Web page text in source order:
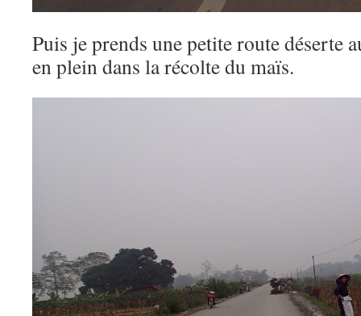
Puis je prends une petite route déserte
en plein dans la récolte du maïs.